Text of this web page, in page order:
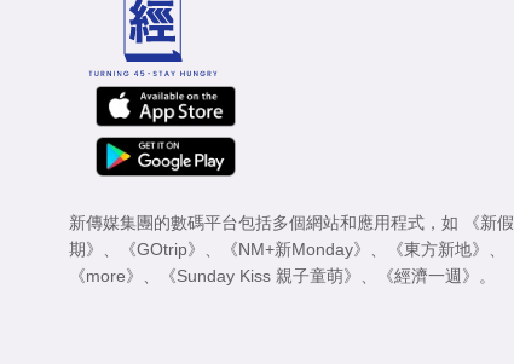
新傳媒集團的數碼平台包括多個網站和應用程式，如
《新假
期》 、 《GOtrip》 、 《NM+新Monday》 、 《東方新地》 、
《more》 、 《Sunday Kiss 親子童萌》 、 《經濟一週》 。